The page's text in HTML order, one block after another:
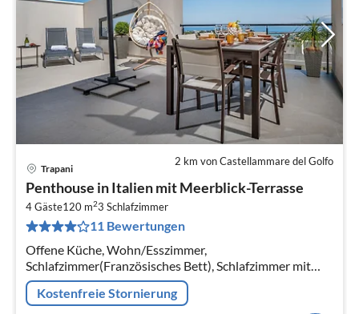
2 km von Castellammare del Golfo
Trapani
Penthouse in Italien mit Meerblick-Terrasse
4 Gäste120 m23 Schlafzimmer
11 Bewertungen
Offene Küche, Wohn/Esszimmer,
Schlafzimmer(Französisches Bett), Schlafzimmer mit
Badezimmer(Doppelbett, Dusche, Waschbecken,
Toilette, Klimaanlage)
Kostenfreie Stornierung